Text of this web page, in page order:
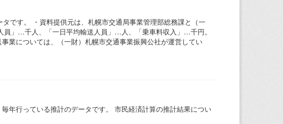
です。 ・資料提供元は、札幌市交通局事業管理部総務課と（一
員」…千人、「一日平均輸送人員」…人、「乗車料収入」…千円。
業については、（一財）札幌市交通事業振興公社が運営してい
年行っている推計のデータです。 市民経済計算の推計結果につい